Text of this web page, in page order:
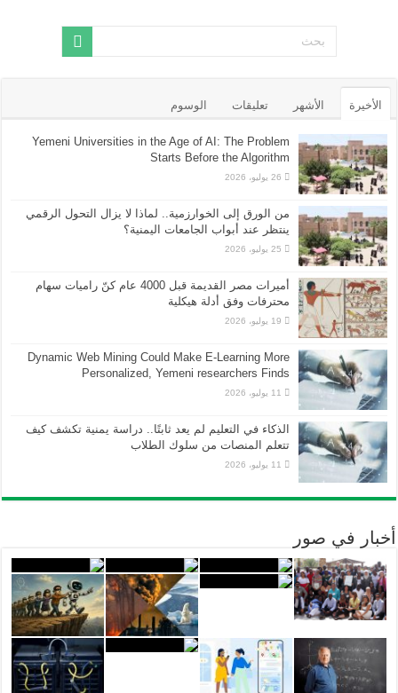
الأخيرة الأشهر تعليقات الوسوم
Yemeni Universities in the Age of AI: The Problem
Starts Before the Algorithm
26 يوليو، 2026
من الورق إلى الخوارزمية.. لماذا لا يزال التحول الرقمي
ينتظر عند أبواب الجامعات اليمنية؟
25 يوليو، 2026
أميرات مصر القديمة قبل 4000 عام كنّ راميات سهام
محترفات وفق أدلة هيكلية
19 يوليو، 2026
Dynamic Web Mining Could Make E-Learning More
Personalized, Yemeni researchers Finds
11 يوليو، 2026
الذكاء في التعليم لم يعد ثابتًا.. دراسة يمنية تكشف كيف
تتعلم المنصات من سلوك الطلاب
11 يوليو، 2026
أخبار في صور